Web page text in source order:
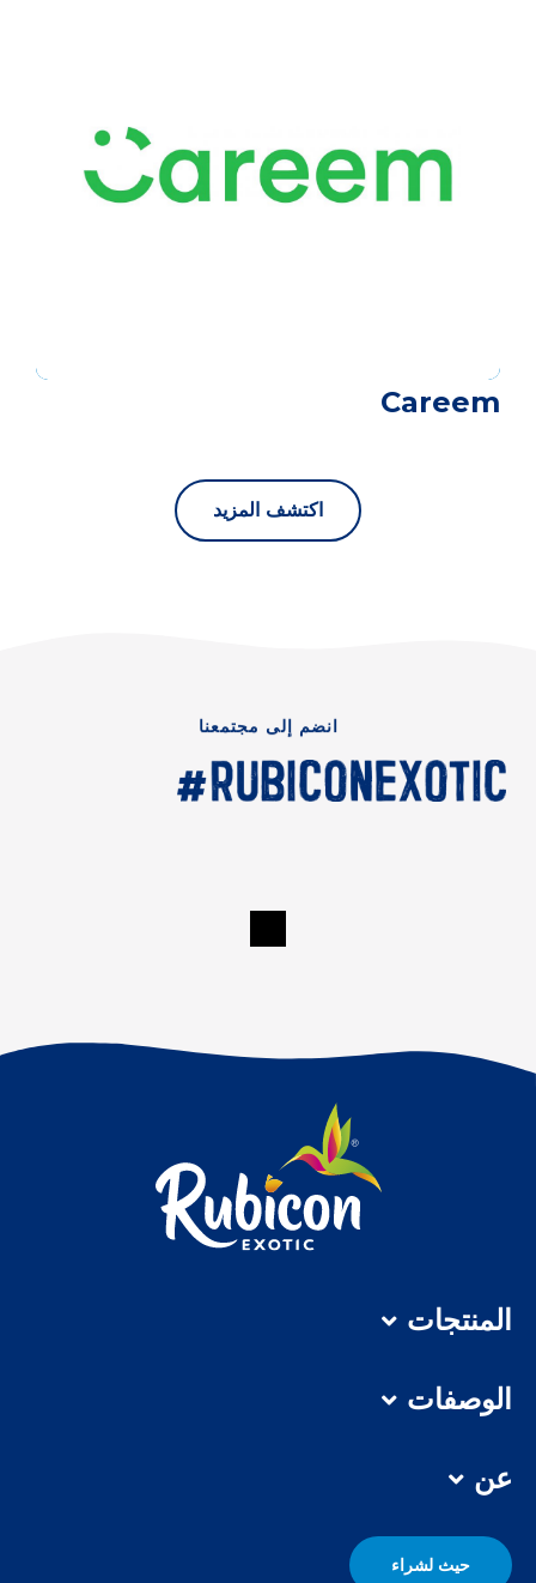
Careem
اكتشف المزيد
انضم إلى مجتمعنا
المنتجات
الوصفات
عن
حيث لشراء